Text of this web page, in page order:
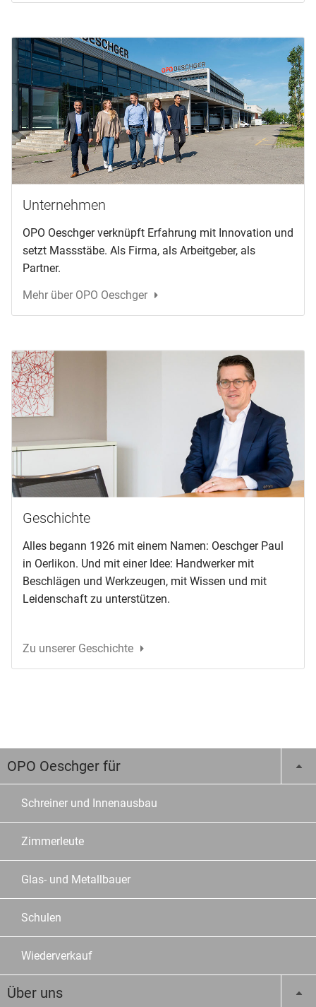
Unternehmen
OPO Oeschger verknüpft Erfahrung mit Innovation und
setzt Massstäbe. Als Firma, als Arbeitgeber, als
Partner.
Mehr über OPO Oeschger
Geschichte
Alles begann 1926 mit einem Namen: Oeschger Paul
in Oerlikon. Und mit einer Idee: Handwerker mit
Beschlägen und Werkzeugen, mit Wissen und mit
Leidenschaft zu unterstützen.
Zu unserer Geschichte
OPO Oeschger für
Schreiner und Innenausbau
Zimmerleute
Glas- und Metallbauer
Schulen
Wiederverkauf
Über uns